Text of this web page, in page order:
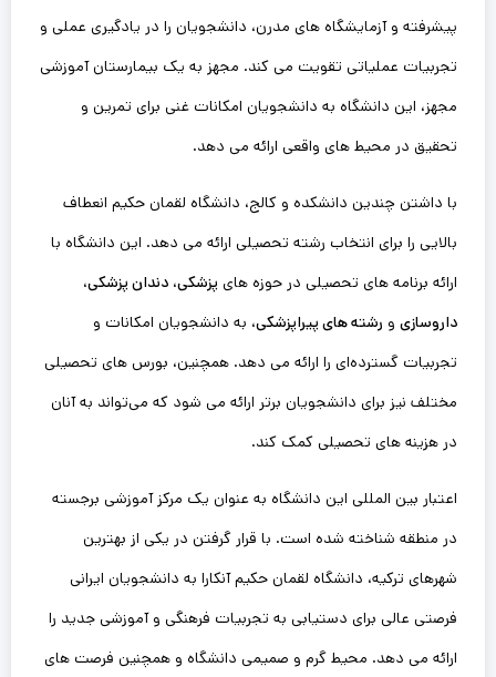
پیشرفته و آزمایشگاه‌ های مدرن، دانشجویان را در یادگیری عملی و
تجربیات عملیاتی تقویت می‌ کند. مجهز به یک بیمارستان آموزشی
مجهز، این دانشگاه به دانشجویان امکانات غنی برای تمرین و
تحقیق در محیط‌ های واقعی ارائه می‌ دهد.
با داشتن چندین دانشکده و کالج، دانشگاه لقمان حکیم انعطاف
بالایی را برای انتخاب رشته تحصیلی ارائه می‌ دهد. این دانشگاه با
ارائه برنامه‌ های تحصیلی در حوزه‌ های پزشکی، دندان‌ پزشکی،
داروسازی و رشته های پیراپزشکی، به دانشجویان امکانات و
تجربیات گسترده‌ای را ارائه می‌ دهد. همچنین، بورس‌ های تحصیلی
مختلف نیز برای دانشجویان برتر ارائه می‌ شود که می‌تواند به آنان
در هزینه‌ های تحصیلی کمک کند.
اعتبار بین‌ المللی این دانشگاه به عنوان یک مرکز آموزشی برجسته
در منطقه شناخته شده است. با قرار گرفتن در یکی از بهترین
شهرهای ترکیه، دانشگاه لقمان حکیم آنکارا به دانشجویان ایرانی
فرصتی عالی برای دستیابی به تجربیات فرهنگی و آموزشی جدید را
ارائه می‌ دهد. محیط گرم و صمیمی دانشگاه و همچنین فرصت‌ های